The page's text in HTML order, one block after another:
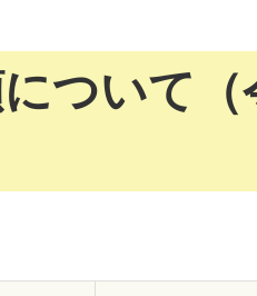
ついて